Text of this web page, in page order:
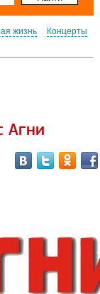
жизнь
Концерты
Агни